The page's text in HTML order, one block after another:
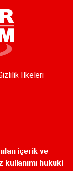
İlkeleri
içerik ve
kullanımı hukuki